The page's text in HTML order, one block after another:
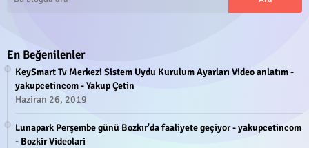
En Beğenilenler
KeySmart Tv Merkezi Sistem Uydu Kurulum Ayarları Video anlatım -
yakupcetincom - Yakup Çetin
Haziran 26, 2019
Lunapark Perşembe günü Bozkır'da faaliyete geçiyor - yakupcetincom
- Bozkir Videolari